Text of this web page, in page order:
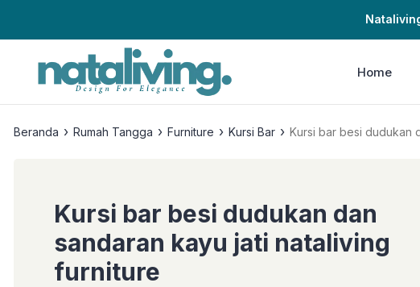
Home
Beranda › Rumah Tangga › Furniture › Kursi Bar › Kursi bar besi dudukan
Kursi bar besi dudukan dan
sandaran kayu jati nataliving
furniture